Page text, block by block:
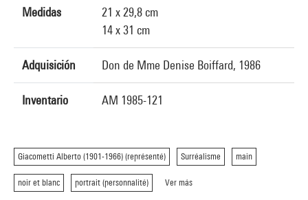
Medidas
21 x 29,8 cm
14 x 31 cm
Adquisición Don de Mme Denise Boiffard, 1986
Inventario AM 1985-121
Giacometti Alberto (1901-1966) (représenté) Surréalisme main
noir et blanc portrait (personnalité) Ver más